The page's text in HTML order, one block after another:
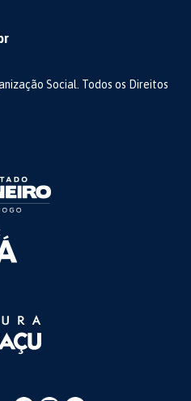
Social. Todos os Direitos